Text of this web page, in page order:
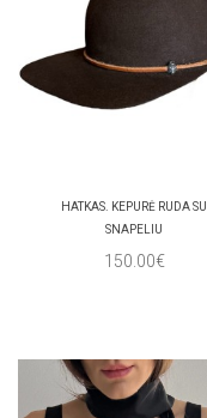
HATKAS. KEPURĖ RUDA SU
SNAPELIU
150.00€